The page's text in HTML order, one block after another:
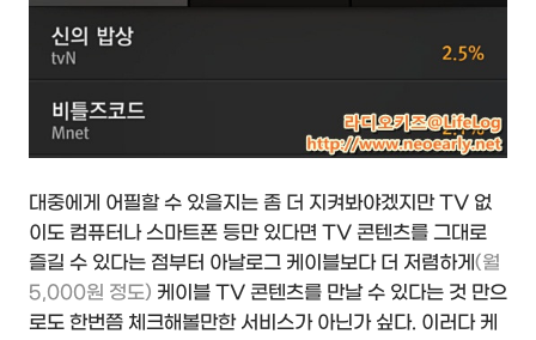
대중에게 어필할 수 있을지는 좀 더 지켜봐야겠지만 TV 없
이도 컴퓨터나 스마트폰 등만 있다면 TV 콘텐츠를 그대로
즐길 수 있다는 점부터 아날로그 케이블보다 더 저렴하게 (월
5,000원 정도) 케이블 TV 콘텐츠를 만날 수 있다는 것 만으
로도 한번쯤 체크해볼만한 서비스가 아닌가 싶다. 이러다 케